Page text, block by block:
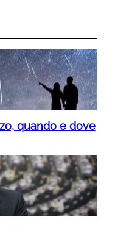
quando e dove